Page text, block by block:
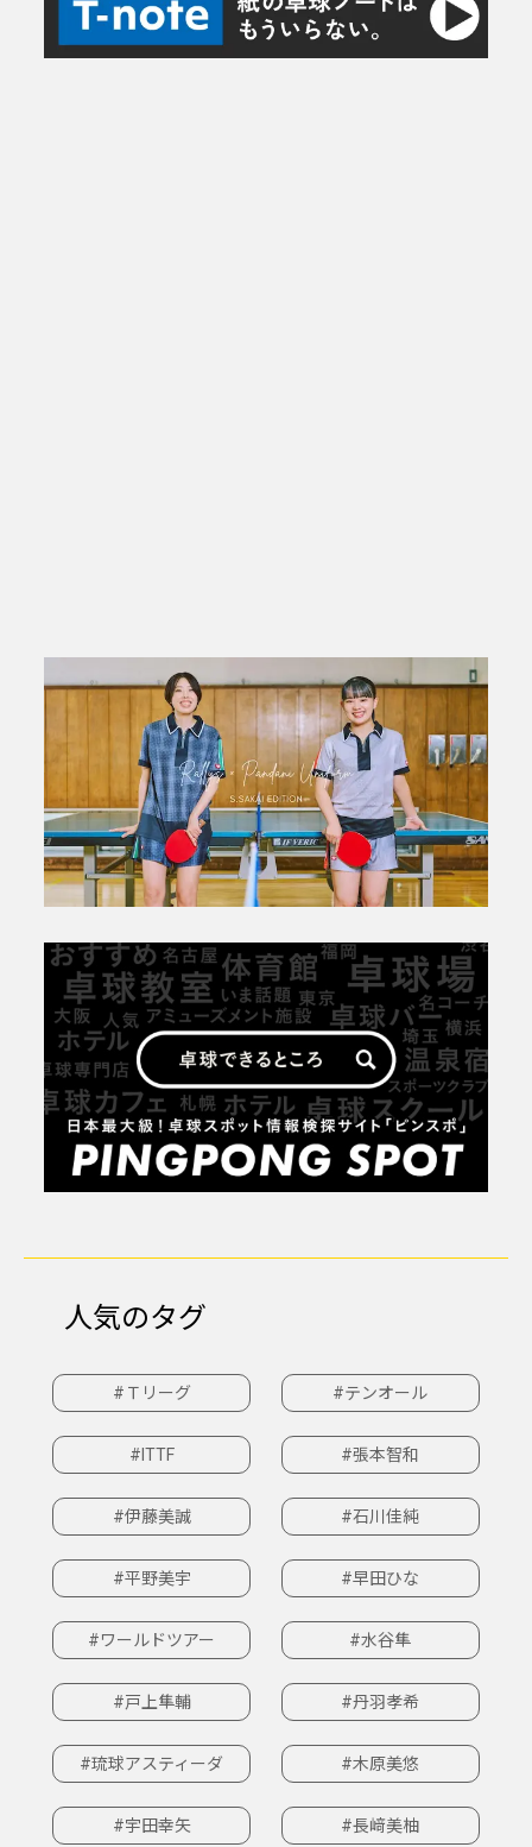
人気のタグ
#Ｔリーグ #テンオール
#ITTF #張本智和
#伊藤美誠 #石川佳純
#平野美宇 #早田ひな
#ワールドツアー #水谷隼
#戸上隼輔 #丹羽孝希
#琉球アスティーダ #木原美悠
#宇田幸矢 #長﨑美柚